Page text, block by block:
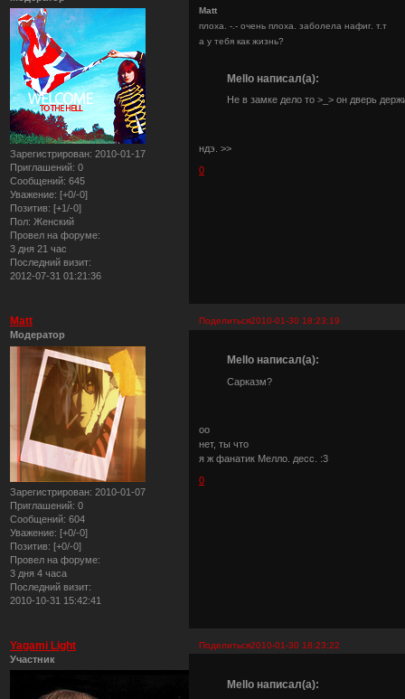
Зарегистрирован: 2010-01-17
Приглашений: 0
Сообщений: 645
Уважение: [+0/-0]
Позитив: [+1/-0]
Пол: Женский
Провел на форуме:
3 дня 21 час
Последний визит:
2012-07-31 01:21:36
Matt
плоха. -.- очень плоха. заболела нафиг. т.т
а у тебя как жизнь?
Mello написал(а):
Не в замке дело то >_> он дверь
ндэ. >>
0
Поделиться2010-01-30 18:23:19
Matt
Модератор
Зарегистрирован: 2010-01-07
Приглашений: 0
Сообщений: 604
Уважение: [+0/-0]
Позитив: [+0/-0]
Провел на форуме:
3 дня 4 часа
Последний визит:
2010-10-31 15:42:41
Mello написал(а):
Сарказм?
оо
нет, ты что
я ж фанатик Мелло. десс. :3
0
Поделиться2010-01-30 18:23:22
Yagami Light
Участник
Mello написал(а):